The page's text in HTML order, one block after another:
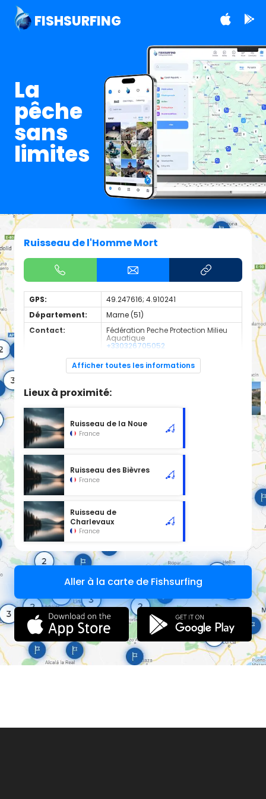
FISHSURFING
La
pêche
sans
limites
Ruisseau de l'Homme Mort
GPS:
49.247616; 4.910241
Département:
Marne (51)
Contact:
Fédération Peche Protection Milieu
Aquatique
+330326705052
Espèces de
Truite
Afficher toutes les informations
Lieux à proximité:
Ruisseau de la Noue
France
Ruisseau des Bièvres
France
Ruisseau de
Charlevaux
France
Aller à la carte de Fishsurfing